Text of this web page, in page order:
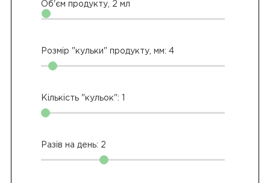
Об'єм продукту, 2 мл
Розмір "кульки" продукту, мм: 4
Кількість "кульок":
Разів на день: 2